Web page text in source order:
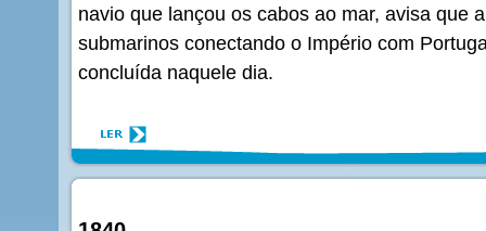
navio que lançou os cabos ao mar, avisa que
submarinos conectando o Império com
concluída naquele dia.